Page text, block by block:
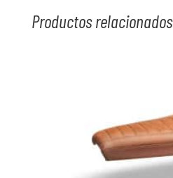
Productos relacionados